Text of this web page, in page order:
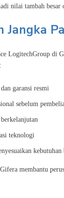
nilai tambah
Jangka
LogitechGroup di
garansi resmi
sebelum
teknologi
kebutuhan
membantu